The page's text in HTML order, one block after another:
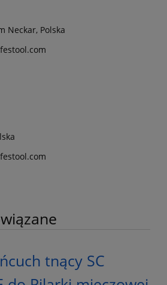
Neckar, Polska
tnący SC